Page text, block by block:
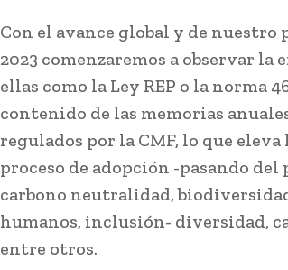
Con el avance global y de nuestro
2023 comenzaremos a observar
ellas como la Ley REP o la norma
contenido de las memorias
regulados por la CMF, lo que
proceso de adopción -pasando
carbono neutralidad,
humanos, inclusión- diversidad,
entre otros.